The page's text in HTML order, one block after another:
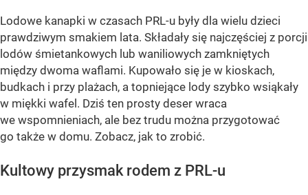
Lodowe kanapki w czasach PRL-u były dla wielu dzieci
prawdziwym smakiem lata. Składały się najczęściej z porcji
lodów śmietankowych lub waniliowych zamkniętych
między dwoma waflami. Kupowało się je w kioskach,
budkach i przy plażach, a topniejące lody szybko wsiąkały
w miękki wafel. Dziś ten prosty deser wraca
we wspomnieniach, ale bez trudu można przygotować
go także w domu. Zobacz, jak to zrobić.
Kultowy przysmak rodem z PRL-u